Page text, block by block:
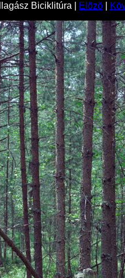
Biciklitúra | Elõzõ